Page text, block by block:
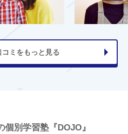
ミをもっと見る
個別学習塾『DOJO』